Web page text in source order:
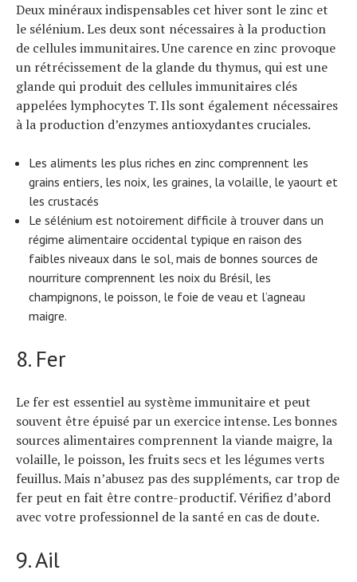
Deux minéraux indispensables cet hiver sont le zinc et
le sélénium. Les deux sont nécessaires à la production
de cellules immunitaires. Une carence en zinc provoque
un rétrécissement de la glande du thymus, qui est une
glande qui produit des cellules immunitaires clés
appelées lymphocytes T. Ils sont également nécessaires
à la production d’enzymes antioxydantes cruciales.
Les aliments les plus riches en zinc comprennent les
grains entiers, les noix, les graines, la volaille, le yaourt et
les crustacés
Le sélénium est notoirement difficile à trouver dans un
régime alimentaire occidental typique en raison des
faibles niveaux dans le sol, mais de bonnes sources de
nourriture comprennent les noix du Brésil, les
champignons, le poisson, le foie de veau et l’agneau
maigre.
8. Fer
Le fer est essentiel au système immunitaire et peut
souvent être épuisé par un exercice intense. Les bonnes
sources alimentaires comprennent la viande maigre, la
volaille, le poisson, les fruits secs et les légumes verts
feuillus. Mais n’abusez pas des suppléments, car trop de
fer peut en fait être contre-productif. Vérifiez d’abord
avec votre professionnel de la santé en cas de doute.
9. Ail